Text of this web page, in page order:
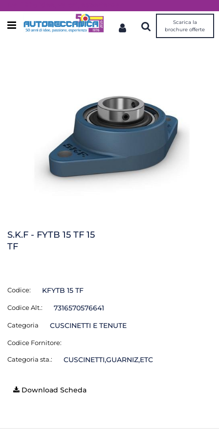
Open menu
Scarica la
brochure offerte
S.K.F - FYTB 15 TF 15
TF
Codice: KFYTB 15 TF
Codice Alt.: 7316570576641
Categoria CUSCINETTI E TENUTE
Codice Fornitore:
Categoria sta.: CUSCINETTI,GUARNIZ,ETC
Download Scheda